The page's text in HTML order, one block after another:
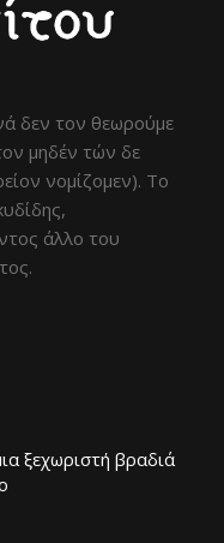
δεν τον θεωρούμε
μηδέν τών δε
νομίζομεν). Το
άλλο του
ξεχωριστή βραδιά